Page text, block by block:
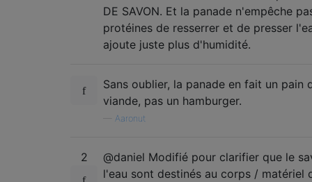
DE SAVON. Et la panade n'empêche
protéines de resserrer et de presser
ajoute juste plus d'humidité.
Sans oublier, la panade en fait un pain
viande, pas un hamburger.
Aaronut
2
@daniel Modifié pour clarifier que le
l'eau sont destinés au corps / matériel